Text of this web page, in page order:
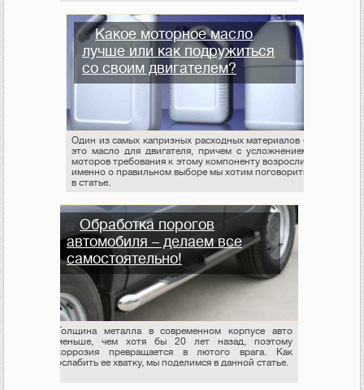
Какое моторное масло
лучше или как подружиться
со своим двигателем?
Один из самых капризных расходных материалов –
это масло для двигателя, причем с усложнением
моторов требования к этому компоненту возросли,
именно о правильном выборе мы хотим поговорить
в статье.
Обработка порогов
автомобиля – делаем все
самостоятельно!
Толщина металла в современном корпусе авто
меньше, чем хотя бы 20 лет назад, поэтому
коррозия превращается в лютого врага. Как
ослабить ее хватку, мы поделимся в данной статье.